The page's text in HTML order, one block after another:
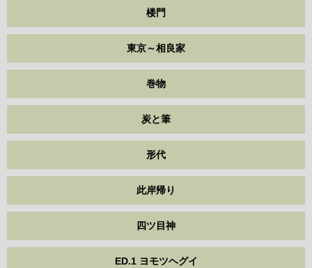
楼門
東京～相良家
巻物
炭と筆
形代
此岸帰り
四ツ目神
ED.1 ヨモツヘグイ